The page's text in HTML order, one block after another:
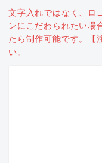
文字入れではなく、ロ
ンにこだわられたい場
たら制作可能です。【
い。